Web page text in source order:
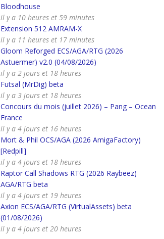
Bloodhouse
il y a 10 heures et 59 minutes
Extension 512 AMRAM-X
il y a 11 heures et 17 minutes
Gloom Reforged ECS/AGA/RTG (2026
Astuermer) v2.0 (04/08/2026)
il y a 2 jours et 18 heures
Futsal (MrDig) beta
il y a 3 jours et 18 heures
Concours du mois (juillet 2026) – Pang – Ocean
France
il y a 4 jours et 16 heures
Mort & Phil OCS/AGA (2026 AmigaFactory)
[Redpill]
il y a 4 jours et 18 heures
Raptor Call Shadows RTG (2026 Raybeez)
AGA/RTG beta
il y a 4 jours et 19 heures
Axion ECS/AGA/RTG (VirtualAssets) beta
(01/08/2026)
il y a 4 jours et 20 heures